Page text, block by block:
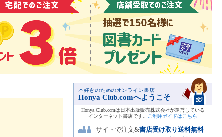
本好きのためのオンライン書店
Honya Club.comへようこそ
Honya Club.comは日本出版販売株式会社が運営している
インターネット書店です。
ご利用ガイドはこちら
サイトで注文&書店受け取り送料無料